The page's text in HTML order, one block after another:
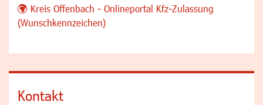
Kreis Offenbach - Onlineportal Kfz-Zulassung
(Wunschkennzeichen)
Kontakt